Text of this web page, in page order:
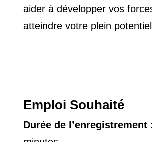
aider à développer vos
atteindre votre plein
Emploi Souhaité
Durée de l’enregistrement